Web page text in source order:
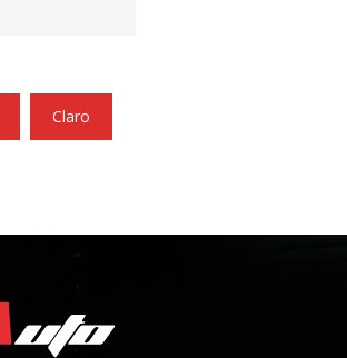
Claro